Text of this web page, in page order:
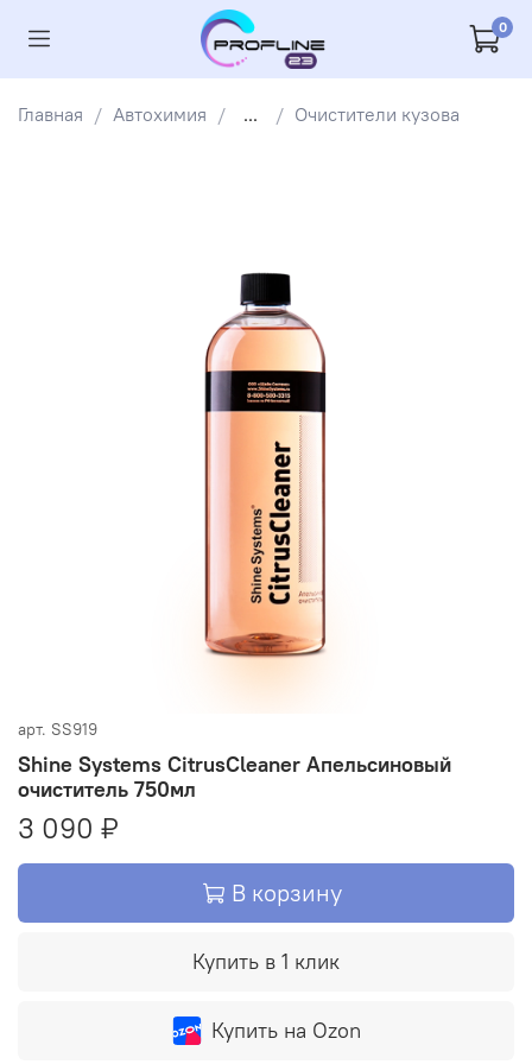
0
Главная Автохимия ... Очистители кузова
арт. SS919
Shine Systems CitrusCleaner Апельсиновый
очиститель 750мл
3 090 ₽
В корзину
Купить в 1 клик
Купить на Ozon